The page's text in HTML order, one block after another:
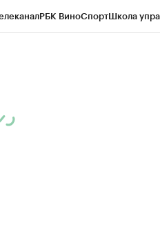
РБК ВиноСпортШкола